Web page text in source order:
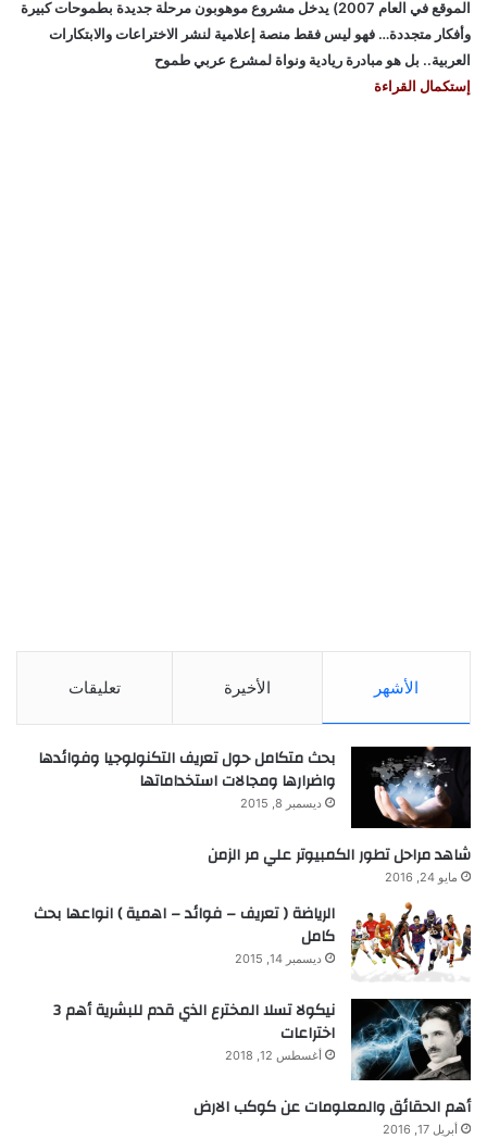
الموقع في العام 2007) يدخل مشروع موهوبون مرحلة جديدة بطموحات كبيرة
وأفكار متجددة… فهو ليس فقط منصة إعلامية لنشر الاختراعات والابتكارات
العربية.. بل هو مبادرة ريادية ونواة لمشرع عربي طموح
إستكمال القراءة
الأشهر الأخيرة تعليقات
بحث متكامل حول تعريف التكنولوجيا وفوائدها
واضرارها ومجالات استخداماتها
ديسمبر 8, 2015
شاهد مراحل تطور الكمبيوتر علي مر الزمن
مايو 24, 2016
الرياضة ( تعريف – فوائد – اهمية ) انواعها بحث
كامل
ديسمبر 14, 2015
نيكولا تسلا المخترع الذي قدم للبشرية أهم 3
اختراعات
أغسطس 12, 2018
أهم الحقائق والمعلومات عن كوكب الارض
أبريل 17, 2016